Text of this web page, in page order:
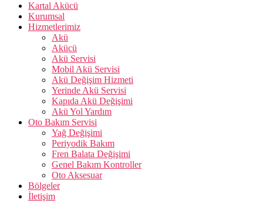
Kartal Akücü
Kurumsal
Hizmetlerimiz
Akü
Akücü
Akü Servisi
Mobil Akü Servisi
Akü Değişim Hizmeti
Yerinde Akü Servisi
Kapıda Akü Değişimi
Akü Yol Yardım
Oto Bakım Servisi
Yağ Değişimi
Periyodik Bakım
Fren Balata Değişimi
Genel Bakım Kontroller
Oto Aksesuar
Bölgeler
İletişim